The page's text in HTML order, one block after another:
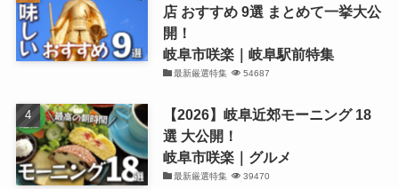
店 おすすめ 9選 まとめて一挙大公
開！
岐阜市咲楽｜岐阜駅前特集
最新厳選特集 54687
【2026】岐阜近郊モーニング 18
選 大公開！
岐阜市咲楽｜グルメ
最新厳選特集 39470